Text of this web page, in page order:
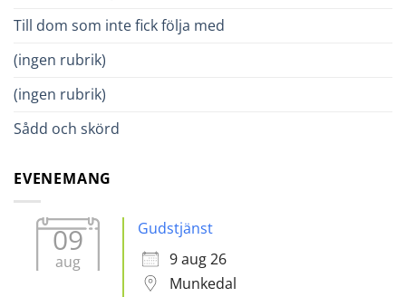
Till dom som inte fick följa med
(ingen rubrik)
(ingen rubrik)
Sådd och skörd
EVENEMANG
09
aug
Gudstjänst
9 aug 26
Munkedal